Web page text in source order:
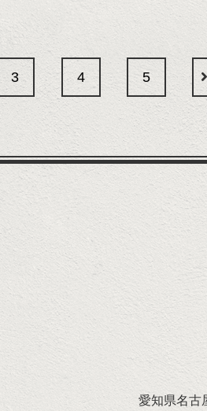
3 4 5
愛知県名古